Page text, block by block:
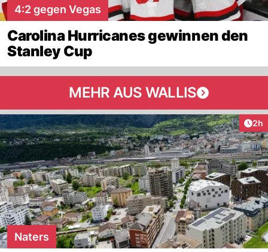
4:2 gegen Vegas
Carolina Hurricanes gewinnen den
Stanley Cup
MEHR AUS WALLIS
2h
Naters